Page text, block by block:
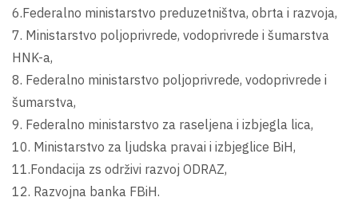
6.Federalno ministarstvo preduzetništva, obrta i razvoja,
7. Ministarstvo poljoprivrede, vodoprivrede i šumarstva
HNK-a,
8. Federalno ministarstvo poljoprivrede, vodoprivrede i
šumarstva,
9. Federalno ministarstvo za raseljena i izbjegla lica,
10. Ministarstvo za ljudska pravai i izbjeglice BiH,
11.Fondacija zs održivi razvoj ODRAZ,
12. Razvojna banka FBiH.